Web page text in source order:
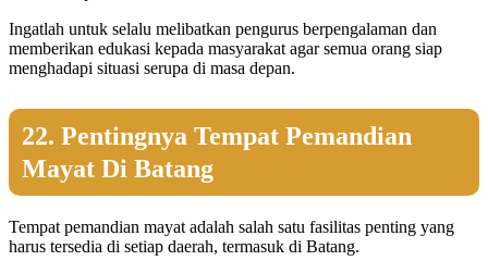
Ingatlah untuk selalu melibatkan pengurus berpengalaman dan
memberikan edukasi kepada masyarakat agar semua orang siap
menghadapi situasi serupa di masa depan.
22. Pentingnya Tempat Pemandian
Mayat Di Batang
Tempat pemandian mayat adalah salah satu fasilitas penting yang
harus tersedia di setiap daerah, termasuk di Batang.